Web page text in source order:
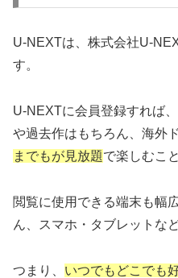
U-NEXTは、株式会社U-
す。
U-NEXTに会員登録すれば
や過去作はもちろん、海外
までもが見放題で楽しむこ
閲覧に使用できる端末も幅
ん、スマホ・タブレットな
つまり、 いつでもどこでも